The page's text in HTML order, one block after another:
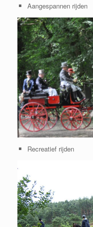
Aangespannen rijden
Recreatief rijden